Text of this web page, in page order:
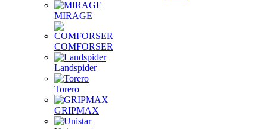
MIRAGE
COMFORSER
Landspider
Torero
GRIPMAX